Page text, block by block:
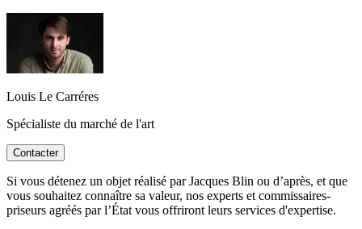
Louis Le Carréres
Spécialiste du marché de l'art
Contacter
Si vous détenez un objet réalisé par Jacques Blin ou d’après, et que
vous souhaitez connaître sa valeur, nos experts et commissaires-
priseurs agréés par l’État vous offriront leurs services d'expertise.